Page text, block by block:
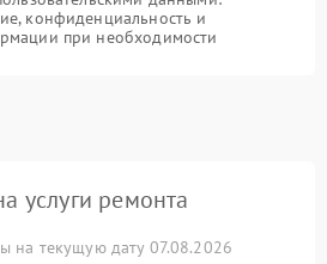
конфиденциальность и
при необходимости
услуги ремонта
на текущую дату 07.08.2026